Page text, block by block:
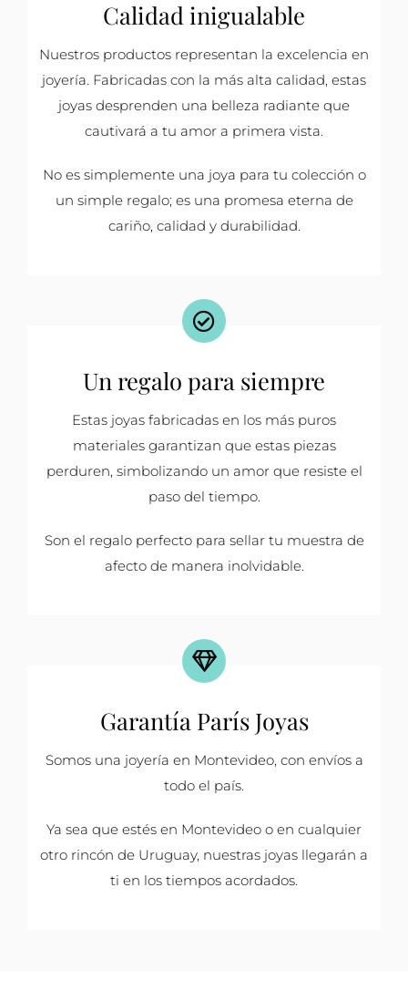
Calidad inigualable
Nuestros productos representan la excelencia en
joyería. Fabricadas con la más alta calidad, estas
joyas desprenden una belleza radiante que
cautivará a tu amor a primera vista.
No es simplemente una joya para tu colección o
un simple regalo; es una promesa eterna de
cariño, calidad y durabilidad.
Un regalo para siempre
Estas joyas fabricadas en los más puros
materiales garantizan que estas piezas
perduren, simbolizando un amor que resiste el
paso del tiempo.
Son el regalo perfecto para sellar tu muestra de
afecto de manera inolvidable.
Garantía París Joyas
Somos una joyería en Montevideo, con envíos a
todo el país.
Ya sea que estés en Montevideo o en cualquier
otro rincón de Uruguay, nuestras joyas llegarán a
ti en los tiempos acordados.